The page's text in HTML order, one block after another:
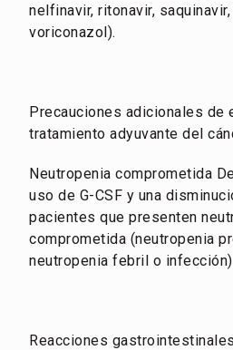
nelfinavir, ritonavir,
voriconazol).
Precauciones adicionales de
tratamiento adyuvante del
Neutropenia comprometida
uso de G-CSF y una
pacientes que presenten
comprometida (neutropenia
neutropenia febril o
Reacciones gastrointestinales